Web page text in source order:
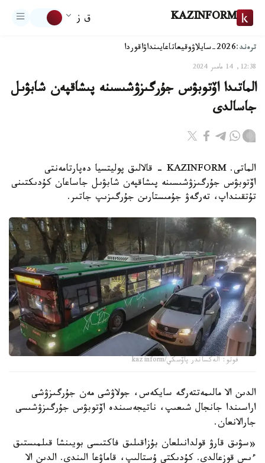
KAZINFORM ق ز
ترەند:2026-سايلاۋ وقيعاتاعايىنداۋاقوردا
12:38, 14 مامىر 2024
الماتىدا اۆتوبۋس جۇرگىزۋشىسىنە پىشاقپەن شابۋىل
جاسالدى
الماتى. KAZINFORM - قالالىق پوليتسيا دەپارتامەنتى
اۆتوبۋس جۇرگىزۋشىسىنە پىشاقپەن شابۋىل جاساعان كۇدىكتىنى
تۇتقىنداپ، تەرگەۋ جۇمىستارىن جۇرگىزىپ جاتىر.
فوتو: الەكساندر پاۆسكي/kazinform
الدىن الا مالىمەتتەرگە سايكەس، جولاۋشى مەن جۇرگىزۋشى
اراسىندا جانجال شىعىپ، ناتيجەسىندە اۆتوبۋس جۇرگىزۋشىسى
جارالانعان.
«سۋىق قارۋ قولدانىلعان بۇزاقىلىق فاكتىسى بويىنشا قىلمىستىق
ءىس قوزعالدى. كۇدىكتى ۇستالىپ، قاماۋعا الىندى. الدىن الا